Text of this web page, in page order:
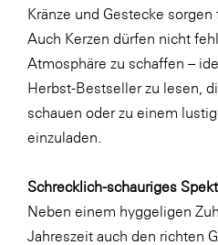
ikp
Johnson & Johnson
JELD-WEN DANA
kosaplaner
Libro
Lidl Österreich
Kränze und Gestecke sorgen
Auch Kerzen dürfen nicht
Atmosphäre zu schaffen –
Herbst-Bestseller zu lesen,
schauen oder zu einem
einzuladen.
Schrecklich-schauriges
Neben einem hyggeligen
Jahreszeit auch den richten